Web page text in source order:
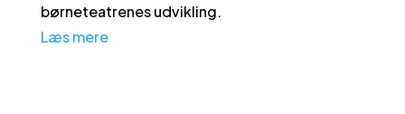
børneteatrenes udvikling.
Læs mere